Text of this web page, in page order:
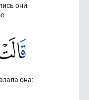
они
она: